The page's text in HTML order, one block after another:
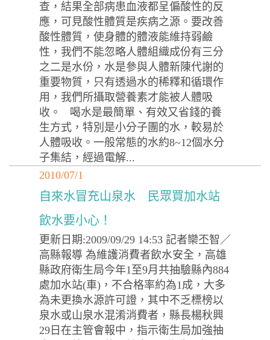
查，結果全部病患血液都呈偏酸性的反
應，可見酸性體質是疾病之源。要改善
酸性體質，使身體的體液能維持弱鹼
性，我們不能忽略人體組織成份有三分
之二是水份，水是參與人體新陳代謝的
重要物質，只有透過水的稀釋和循環作
用，我們所攝取營養素才能被人體吸
收。 喝水是最簡單、有效又省錢的養
生方式，特別是小分子團的水，較易於
人體吸收。一般常態的水約8~12個水分
子集結，經過電解...
2010/07/1
自來水冒充山泉水 民眾買加水站
飲水要小心！
更新日期:2009/09/29 14:53 記者欒丕智／
高縣報導 為維護消費者飲水安全，高雄
縣政府衛生局今年1至9月共抽驗縣內884
處加水站(車)，不合格率約為1成，大多
為未更換水源許可證，其中不乏標榜以
泉水或山泉水混淆消費者，縣長楊秋興
29日在主管會報中，指示衛生局加強抽